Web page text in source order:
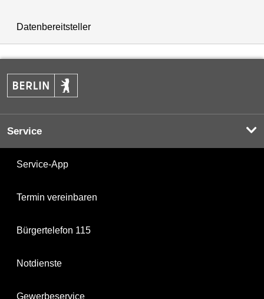
Datenbereitsteller
Service
Service-App
Termin vereinbaren
Bürgertelefon 115
Notdienste
Gewerbeservice